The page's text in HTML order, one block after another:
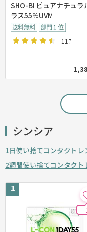
SHO-BI ピュアナチュラ
ラス55%UVM
117
シンシア
1日使い捨てコンタクトレ
2週間使い捨てコンタクト